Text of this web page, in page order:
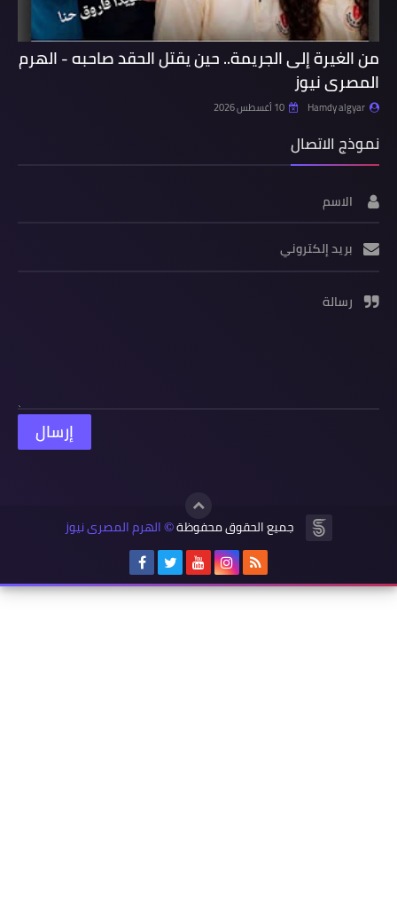
من الغيرة إلى الجريمة.. حين يقتل الحقد صاحبه - الهرم
المصرى نيوز
Hamdy algyar 10 أغسطس 2026
نموذج الاتصال
الاسم
بريد إلكتروني
رسالة
جميع الحقوق محفوظة© الهرم المصرى نيوز